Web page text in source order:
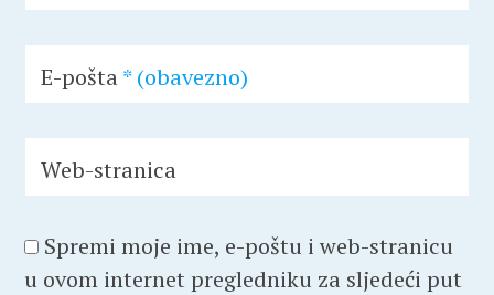
E-pošta * (obavezno)
Web-stranica
Spremi moje ime, e-poštu i web-stranicu
u ovom internet pregledniku za sljedeći put